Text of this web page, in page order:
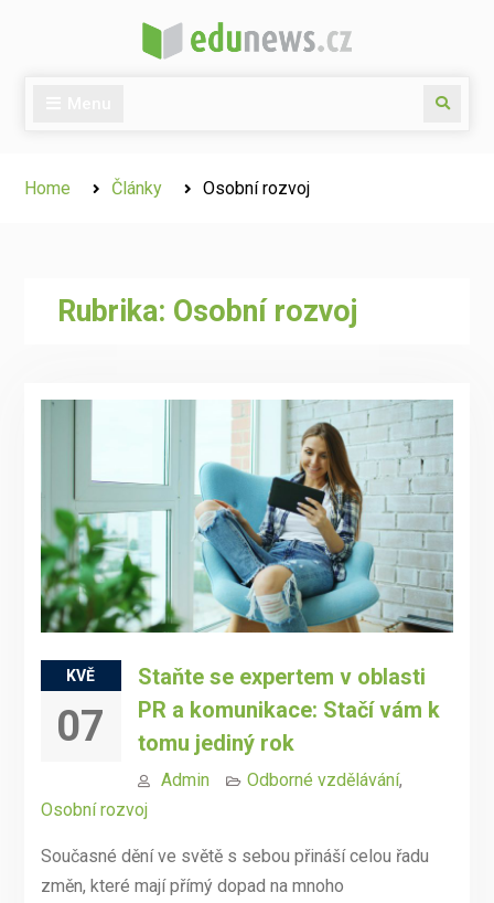
Search
Home Články Osobní rozvoj
Rubrika: Osobní rozvoj
KVĚ
07
Staňte se expertem v oblasti
PR a komunikace: Stačí vám k
tomu jediný rok
Admin Odborné vzdělávání,
Osobní rozvoj
Současné dění ve světě s sebou přináší celou řadu
změn, které mají přímý dopad na mnoho